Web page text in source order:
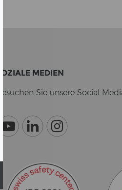
SO­ZIA­LE ME­DI­EN
Be­su­chen Sie un­se­re So­cial